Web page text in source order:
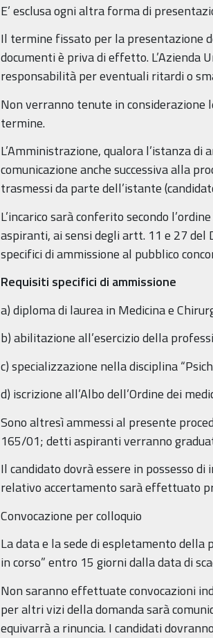
E’ esclusa ogni altra forma di
Il termine fissato per la presentazione
documenti è priva di effetto. L’Azienda
responsabilità per eventuali ritardi o
Non verranno tenute in considerazione
termine.
L’Amministrazione, qualora l’istanza
comunicazione anche successiva alla
trasmessi da parte dell’istante
L’incarico sarà conferito secondo
aspiranti, ai sensi degli artt. 11 e 27 del
specifici di ammissione al pubblico
Requisiti specifici di ammissione
a) diploma di laurea in Medicina e
b) abilitazione all’esercizio della
c) specializzazione nella disciplina
d) iscrizione all’Albo dell’Ordine dei
Sono altresì ammessi al presente
165/01; detti aspiranti verranno
Il candidato dovrà essere in possesso
relativo accertamento sarà effettuato
Convocazione per colloquio
La data e la sede di espletamento
in corso” entro 15 giorni dalla data di
Non saranno effettuate convocazioni
per altri vizi della domanda sarà
equivarrà a rinuncia. I candidati